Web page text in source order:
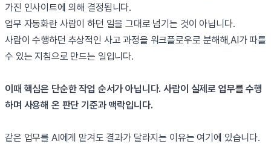
가진 인사이트에 의해 결정됩니다.
업무 자동화란 사람이 하던 일을 그대로 넘기는 것이 아닙니다.
사람이 수행하던 추상적인 사고 과정을 워크플로우로 분해해,AI가 따를
수 있는 지침으로 만드는 일입니다.
이때 핵심은 단순한 작업 순서가 아닙니다. 사람이 실제로 업무를 수행
하며 사용해 온 판단 기준과 맥락입니다.
같은 업무를 AI에게 맡겨도 결과가 달라지는 이유는 여기에 있습니다.